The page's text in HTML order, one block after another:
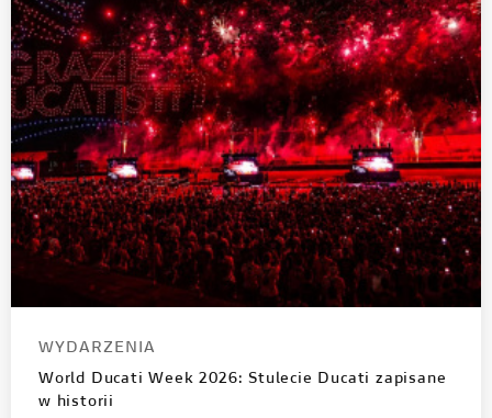
WYDARZENIA
World Ducati Week 2026: Stulecie Ducati zapisane
w historii